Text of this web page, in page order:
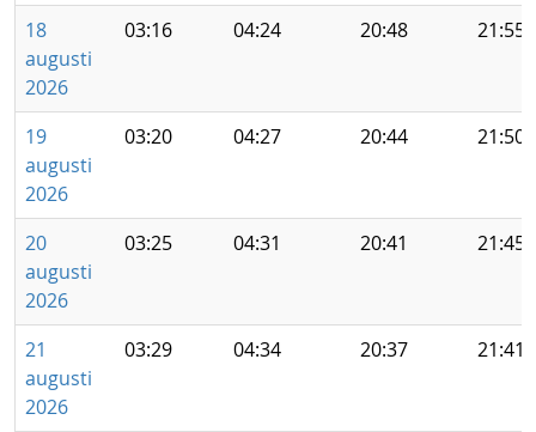
18
augusti
2026
03:16 04:24 20:48 21:55
19
augusti
2026
03:20 04:27 20:44 21:50
20
augusti
2026
03:25 04:31 20:41 21:45
21
augusti
2026
03:29 04:34 20:37 21:41